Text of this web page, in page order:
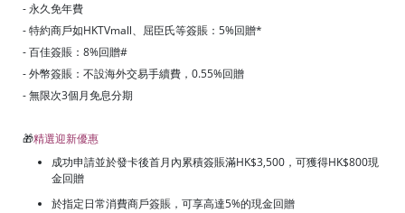
- 永久免年費
- 特約商戶如HKTVmall、屈臣氏等簽賬：5%回贈*
- 百佳簽賬：8%回贈#
- 外幣簽賬：不設海外交易手續費，0.55%回贈
- 無限次3個月免息分期
🎁精選迎新優惠
成功申請並於發卡後首月內累積簽賬滿HK$3,500，可獲得HK$800現
金回贈
於指定日常消費商戶簽賬，可享高達5%的現金回贈